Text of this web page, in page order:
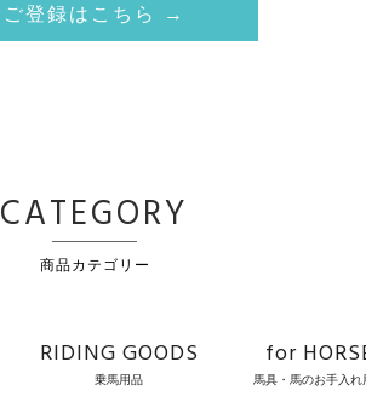
ご登録はこちら →
CATEGORY
商品カテゴリー
RIDING GOODS
乗馬用品
for
馬具・馬のお手入れ